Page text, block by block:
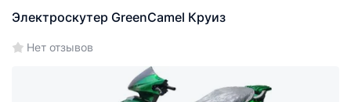
Электроскутер GreenCamel Круиз
Нет отзывов